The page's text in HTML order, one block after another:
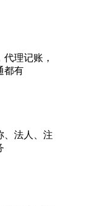
理记账，
都有
、法人、注